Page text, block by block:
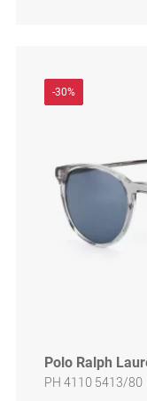
-30%
Polo Ralph
PH 4110 5413/80